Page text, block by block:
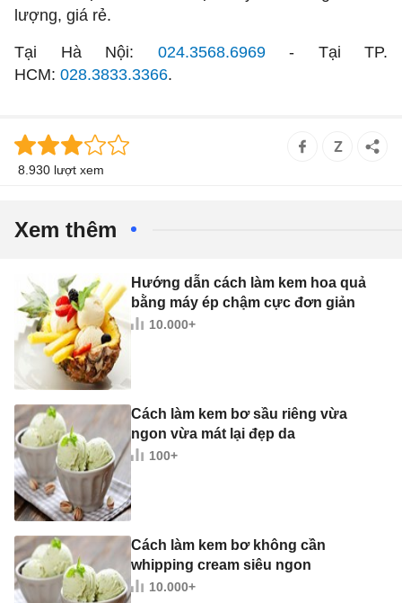
lượng, giá rẻ.
Tại Hà Nội: 024.3568.6969- Tại TP.
HCM: 028.3833.3366.
8.930 lượt xem
Xem thêm
Hướng dẫn cách làm kem hoa quả
bằng máy ép chậm cực đơn giản
10.000+
Cách làm kem bơ sầu riêng vừa
ngon vừa mát lại đẹp da
100+
Cách làm kem bơ không cần
whipping cream siêu ngon
10.000+